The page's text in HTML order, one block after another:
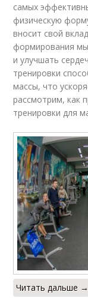
самых
физическую
вносит свой
формирования
и улучшать
тренировки
массы, что
рассмотрим, как
тренировки для
Читать дальше →